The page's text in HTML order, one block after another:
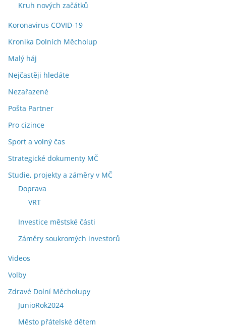
Kruh nových začátků
Koronavirus COVID-19
Kronika Dolních Měcholup
Malý háj
Nejčastěji hledáte
Nezařazené
Pošta Partner
Pro cizince
Sport a volný čas
Strategické dokumenty MČ
Studie, projekty a záměry v MČ
Doprava
VRT
Investice městské části
Záměry soukromých investorů
Videos
Volby
Zdravé Dolní Měcholupy
JunioRok2024
Město přátelské dětem